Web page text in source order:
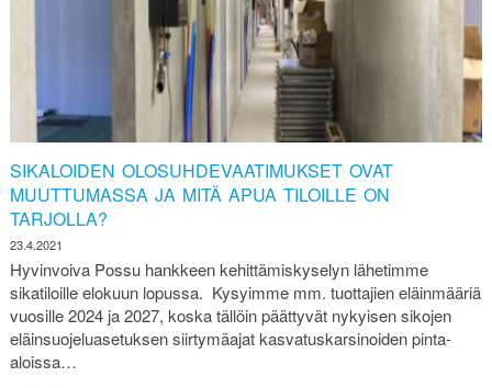
SIKALOIDEN OLOSUHDEVAATIMUKSET OVAT
MUUTTUMASSA JA MITÄ APUA TILOILLE ON
TARJOLLA?
23.4.2021
Hyvinvoiva Possu hankkeen kehittämiskyselyn lähetimme
sikatiloille elokuun lopussa. Kysyimme mm. tuottajien eläinmääriä
vuosille 2024 ja 2027, koska tällöin päättyvät nykyisen sikojen
eläinsuojeluasetuksen siirtymäajat kasvatuskarsinoiden pinta-
aloissa…